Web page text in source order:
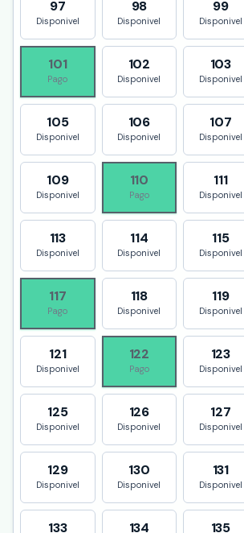
97
Disponivel
98
Disponivel
99
Disponivel
101
Pago
102
Disponivel
103
Disponivel
105
Disponivel
106
Disponivel
107
Disponivel
109
Disponivel
110
Pago
111
Disponivel
113
Disponivel
114
Disponivel
115
Disponivel
117
Pago
118
Disponivel
119
Disponivel
121
Disponivel
122
Pago
123
Disponivel
125
Disponivel
126
Disponivel
127
Disponivel
129
Disponivel
130
Disponivel
131
Disponivel
133 134 135